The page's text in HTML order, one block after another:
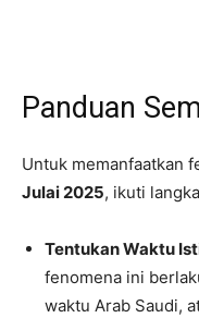
Panduan
Untuk memanfaatkan
Julai 2025, ikuti
Tentukan Waktu
fenomena ini
waktu Arab Saudi,